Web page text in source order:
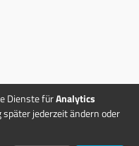
Dienste fürAnalytics
jederzeit ändern oder